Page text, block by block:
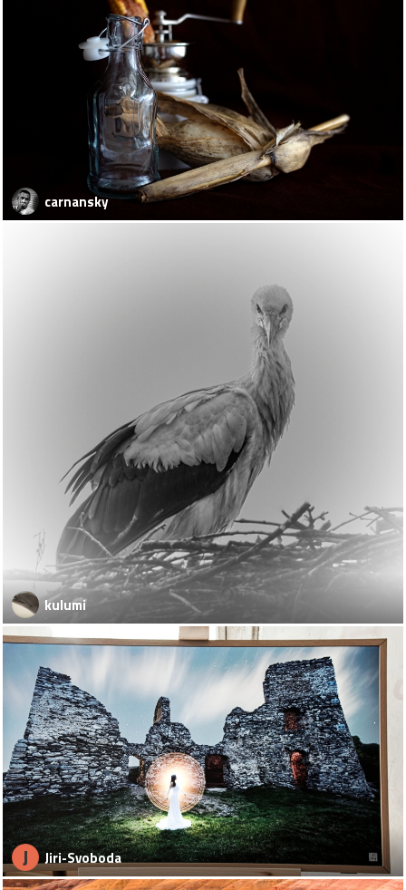
carnansky
kulumi
J Jiri-Svoboda